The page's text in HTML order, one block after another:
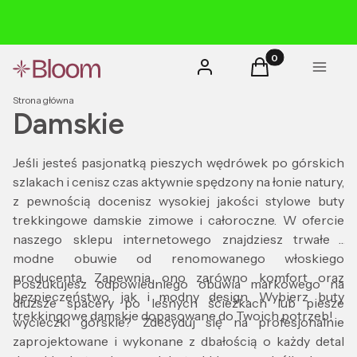
Zaloguj się Produkty w
Koszyk Menu
Strona główna
Damskie
Jeśli jesteś pasjonatką pieszych wędrówek po górskich
szlakach i cenisz czas aktywnie spędzony na łonie natury,
z pewnością docenisz wysokiej jakości stylowe buty
trekkingowe damskie zimowe i całoroczne. W ofercie
naszego sklepu internetowego znajdziesz trwałe i
modne obuwie od renomowanego włoskiego
producenta. Zapewnia ono zarówno komfort oraz
bezpieczeństwo, jak i modny design. Wybierz buty
trekkingowe damskie dopasowane do Twoich potrzeb!
Poszukujesz odpowiedniego obuwia markowego na
dłuższe spacery po leśnych ścieżkach lub piesze
wycieczki górskie? Zdecyduj się na profesjonalnie
zaprojektowane i wykonane z dbałością o każdy detal